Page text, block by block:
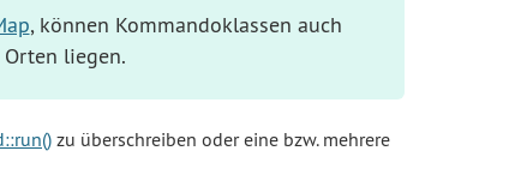
, können Kommandoklassen auch
liegen.
zu überschreiben oder eine bzw. mehrere